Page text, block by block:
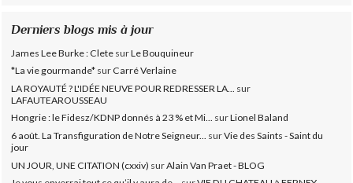
Derniers blogs mis à jour
James Lee Burke : Clete surLe Bouquineur
*La vie gourmande* surCarré Verlaine
LA ROYAUTÉ ? L'IDÉE NEUVE POUR REDRESSER LA...
sur
LAFAUTEAROUSSEAU
Hongrie : le Fidesz/KDNP donnés à 23 % et Mi... surLionel Baland
6 août. La Transfiguration de Notre Seigneur...
surVie des Saints - Saint du
jour
UN JOUR, UNE CITATION (cxxiv) surAlain Van Praet - BLOG